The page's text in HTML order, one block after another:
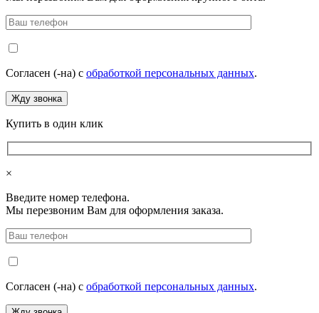
Согласен (-на) с обработкой персональных данных.
Купить в один клик
×
Введите номер телефона.
Мы перезвоним Вам для оформления заказа.
Согласен (-на) с обработкой персональных данных.